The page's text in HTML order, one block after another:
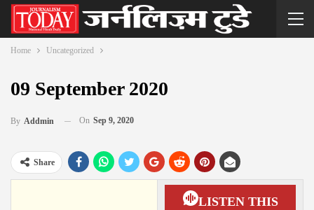
Home Uncategorized
09 September 2020
By Addmin On Sep 9, 2020
Share
LISTEN THIS